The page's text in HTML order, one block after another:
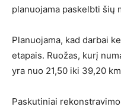
planuojama paskelbti šių
Planuojama, kad darbai
etapais. Ruožas, kurį
yra nuo 21,50 iki 39,20
Paskutiniai